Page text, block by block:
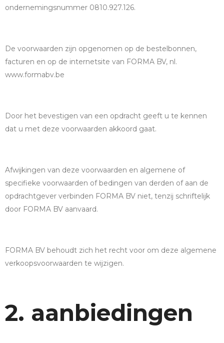
ondernemingsnummer 0810.927.126.
De voorwaarden zijn opgenomen op de bestelbonnen,
facturen en op de internetsite van FORMA BV, nl.
www.formabv.be
Door het bevestigen van een opdracht geeft u te kennen
dat u met deze voorwaarden akkoord gaat.
Afwijkingen van deze voorwaarden en algemene of
specifieke voorwaarden of bedingen van derden of aan de
opdrachtgever verbinden FORMA BV niet, tenzij schriftelijk
door FORMA BV aanvaard.
FORMA BV behoudt zich het recht voor om deze algemene
verkoopsvoorwaarden te wijzigen.
2. aanbiedingen